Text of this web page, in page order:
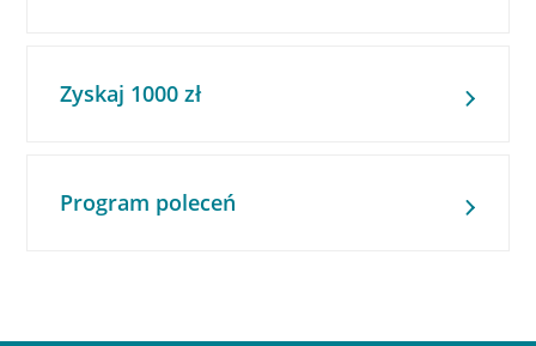
Zyskaj 1000 zł
Program poleceń